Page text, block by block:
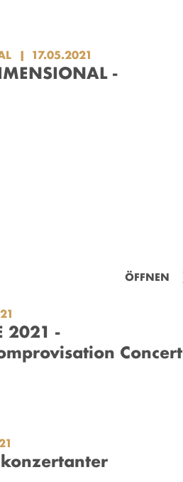
17.05.2021
-
ÖFFNEN
2021 -
Concert